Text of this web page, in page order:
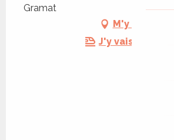
Gramat
M'y rendre
J'y vais en train !